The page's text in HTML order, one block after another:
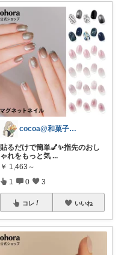
cocoa@和菓子大好き
貼るだけで簡単💅✨指先のおし
ゃれをもっと気 ...
￥ 1,463～
1 0 3
コレ いいね